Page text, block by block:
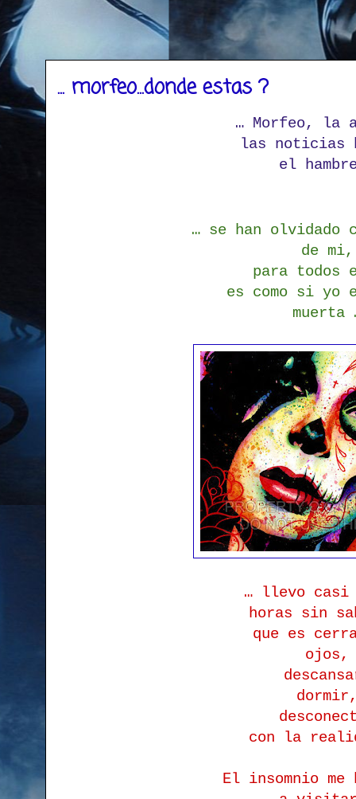
... morfeo...donde estas ?
… Morfeo, la
las noticias
el
… se han olvidado
de mi,
para todos
es como si yo
muerta
… llevo casi
horas sin
que es
ojos,
con la
El insomnio me